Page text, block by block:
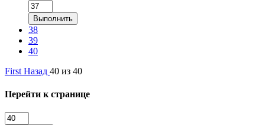
Выполнить
38
39
40
First Назад 40 из 40
Перейти к странице